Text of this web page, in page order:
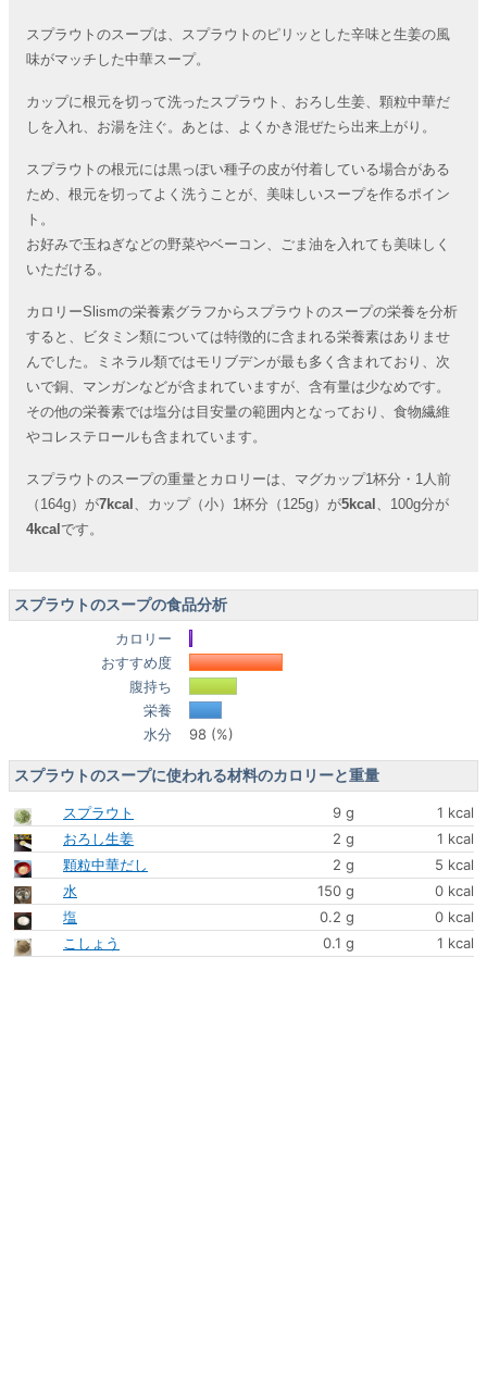
スプラウトのスープは、スプラウトのピリッとした辛味と生姜の風
味がマッチした中華スープ。
カップに根元を切って洗ったスプラウト、おろし生姜、顆粒中華だ
しを入れ、お湯を注ぐ。あとは、よくかき混ぜたら出来上がり。
スプラウトの根元には黒っぽい種子の皮が付着している場合がある
ため、根元を切ってよく洗うことが、美味しいスープを作るポイン
ト。
お好みで玉ねぎなどの野菜やベーコン、ごま油を入れても美味しく
いただける。
カロリーSlismの栄養素グラフからスプラウトのスープの栄養を分析
すると、ビタミン類については特徴的に含まれる栄養素はありませ
んでした。ミネラル類ではモリブデンが最も多く含まれており、次
いで銅、マンガンなどが含まれていますが、含有量は少なめです。
その他の栄養素では塩分は目安量の範囲内となっており、食物繊維
やコレステロールも含まれています。
スプラウトのスープの重量とカロリーは、マグカップ1杯分・1人前
（164g）が7kcal 、カップ（小）1杯分（125g）が5kcal 、100g分が
4kcal です。
スプラウトのスープの食品分析
カロリー
おすすめ度
腹持ち
栄養
水分
98 (%)
スプラウトのスープに使われる材料のカロリーと重量
スプラウト 9 g
1 kcal
おろし生姜
2 g
1 kcal
顆粒中華だし
2 g
5 kcal
水
150 g
0 kcal
塩
0.2 g
0 kcal
こしょう
0.1 g 1 kcal